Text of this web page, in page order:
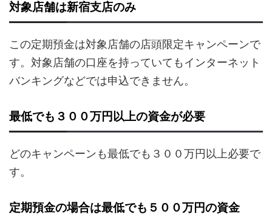
対象店舗は新宿支店のみ
この定期預金は対象店舗の店頭限定キャンペーンで
す。対象店舗の口座を持っていてもインターネット
バンキングなどでは申込できません。
最低でも３００万円以上の資金が必要
どのキャンペーンも最低でも３００万円以上必要で
す。
定期預金の場合は最低でも５００万円の資金